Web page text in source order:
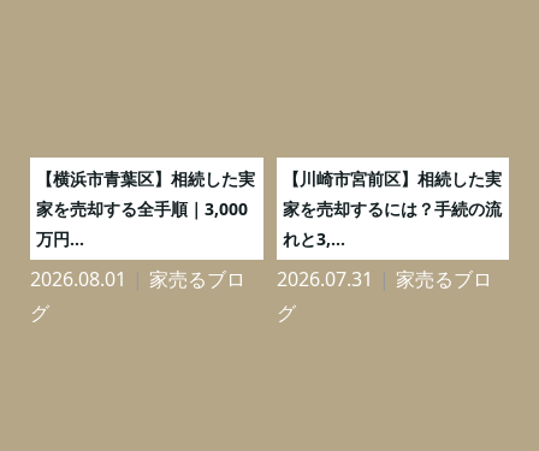
【横浜市青葉区】相続した実
家を売却する全手順｜3,000
万円...
2026.08.01
家売るブロ
グ
【川崎市宮前区】相続した実
家を売却するには？手続の流
れと3,...
2026.07.31
家売るブロ
グ